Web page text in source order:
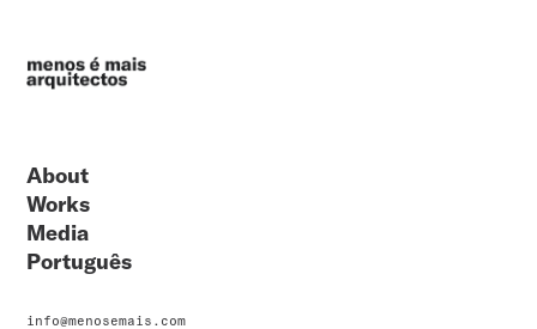
About
Works
Media
Português
info@menosemais.com